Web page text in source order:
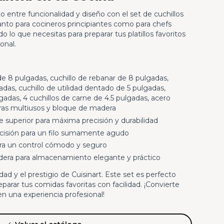
entre funcionalidad y diseño con el set de cuchillos
para cocineros principiantes como para chefs
lo que necesitas para preparar tus platillos favoritos
8 pulgadas, cuchillo de rebanar de 8 pulgadas,
cuchillo de utilidad dentado de 5 pulgadas,
4 cuchillos de carne de 4.5 pulgadas, acero
multiusos y bloque de madera
superior para máxima precisión y durabilidad
para un filo sumamente agudo
un control cómodo y seguro
para almacenamiento elegante y práctico
y el prestigio de Cuisinart. Este set es perfecto
tus comidas favoritas con facilidad. ¡Convierte
una experiencia profesional!